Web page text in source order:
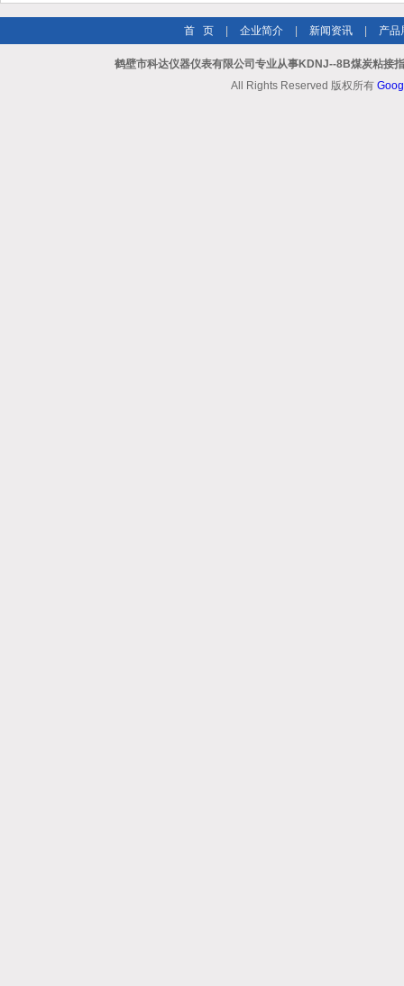
首 页 企业简介 新闻资讯 产品
鹤壁市科达仪器仪表有限公司专业从事KDNJ--8B煤炭粘接
All Rights Reserved 版权所有